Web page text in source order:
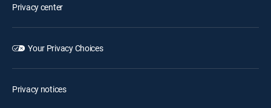
Privacy center
Your Privacy Choices
Privacy notices